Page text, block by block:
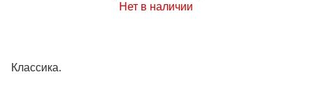
Нет в наличии
Классика.